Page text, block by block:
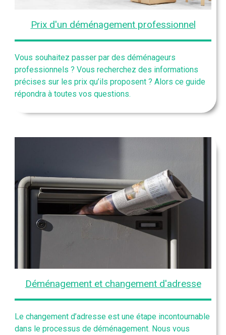
Prix d'un déménagement professionnel
Vous souhaitez passer par des déménageurs
professionnels ? Vous recherchez des informations
précises sur les prix qu’ils proposent ? Alors ce guide
répondra à toutes vos questions.
Déménagement et changement d'adresse
Le changement d’adresse est une étape incontournable
dans le processus de déménagement. Nous vous